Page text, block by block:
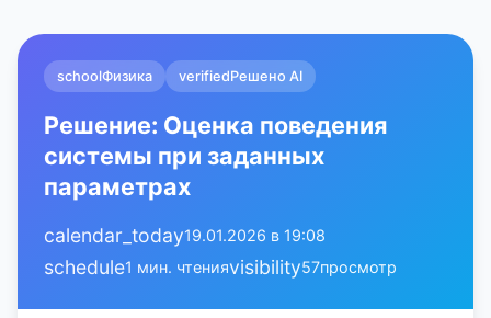
schoolФизика verifiedРешено AI
Решение: Оценка поведения
системы при заданных
параметрах
calendar_today19.01.2026 в 19:08
schedule1 мин. чтенияvisibility57просмотр